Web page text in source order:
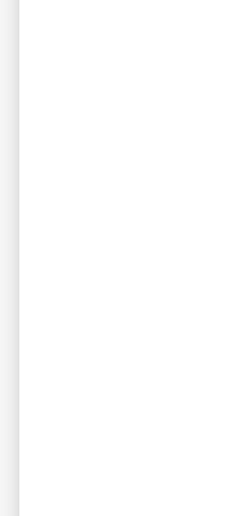
aussi à
serait pas
● Vous
médecin si
Que contient
1. Qu'est-ce que
comprimé
2. Quelles sont
avant de
comprimé
3. Comment
comprimé
4. Quels sont